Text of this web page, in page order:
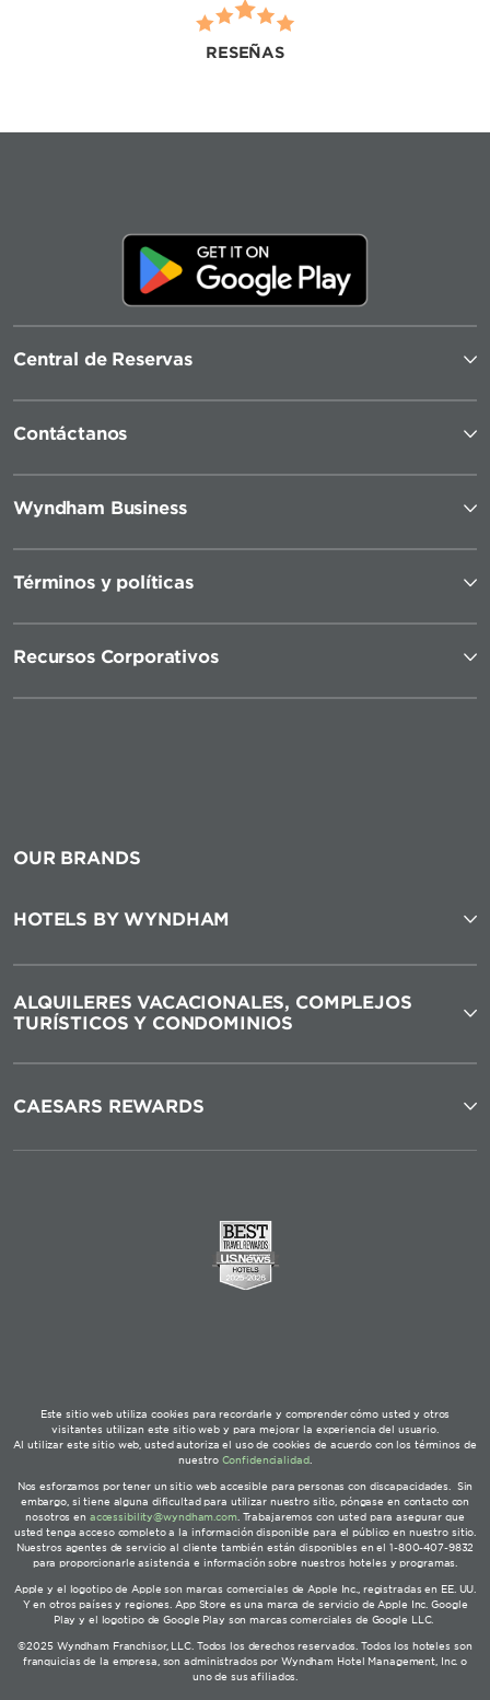
RESEÑAS
Central de Reservas
Contáctanos
Wyndham Business
Términos y políticas
Recursos Corporativos
OUR BRANDS
HOTELS BY WYNDHAM
ALQUILERES VACACIONALES, COMPLEJOS
TURÍSTICOS Y CONDOMINIOS
CAESARS REWARDS
Este sitio web utiliza cookies para recordarle y comprender cómo usted y otros
visitantes utilizan este sitio web y para mejorar la experiencia del usuario.
Al utilizar este sitio web, usted autoriza el uso de cookies de acuerdo con los términos de
nuestro Confidencialidad.
Nos esforzamos por tener un sitio web accesible para personas con discapacidades. Sin
embargo, si tiene alguna dificultad para utilizar nuestro sitio, póngase en contacto con
nosotros en accessibility@wyndham.com. Trabajaremos con usted para asegurar que
usted tenga acceso completo a la información disponible para el público en nuestro sitio.
Nuestros agentes de servicio al cliente también están disponibles en el 1-800-407-9832
para proporcionarle asistencia e información sobre nuestros hoteles y programas.
Apple y el logotipo de Apple son marcas comerciales de Apple Inc., registradas en EE. UU.
Y en otros países y regiones. App Store es una marca de servicio de Apple Inc. Google
Play y el logotipo de Google Play son marcas comerciales de Google LLC.
©2025 Wyndham Franchisor, LLC. Todos los derechos reservados. Todos los hoteles son
franquicias de la empresa, son administrados por Wyndham Hotel Management, Inc. o
uno de sus afiliados.